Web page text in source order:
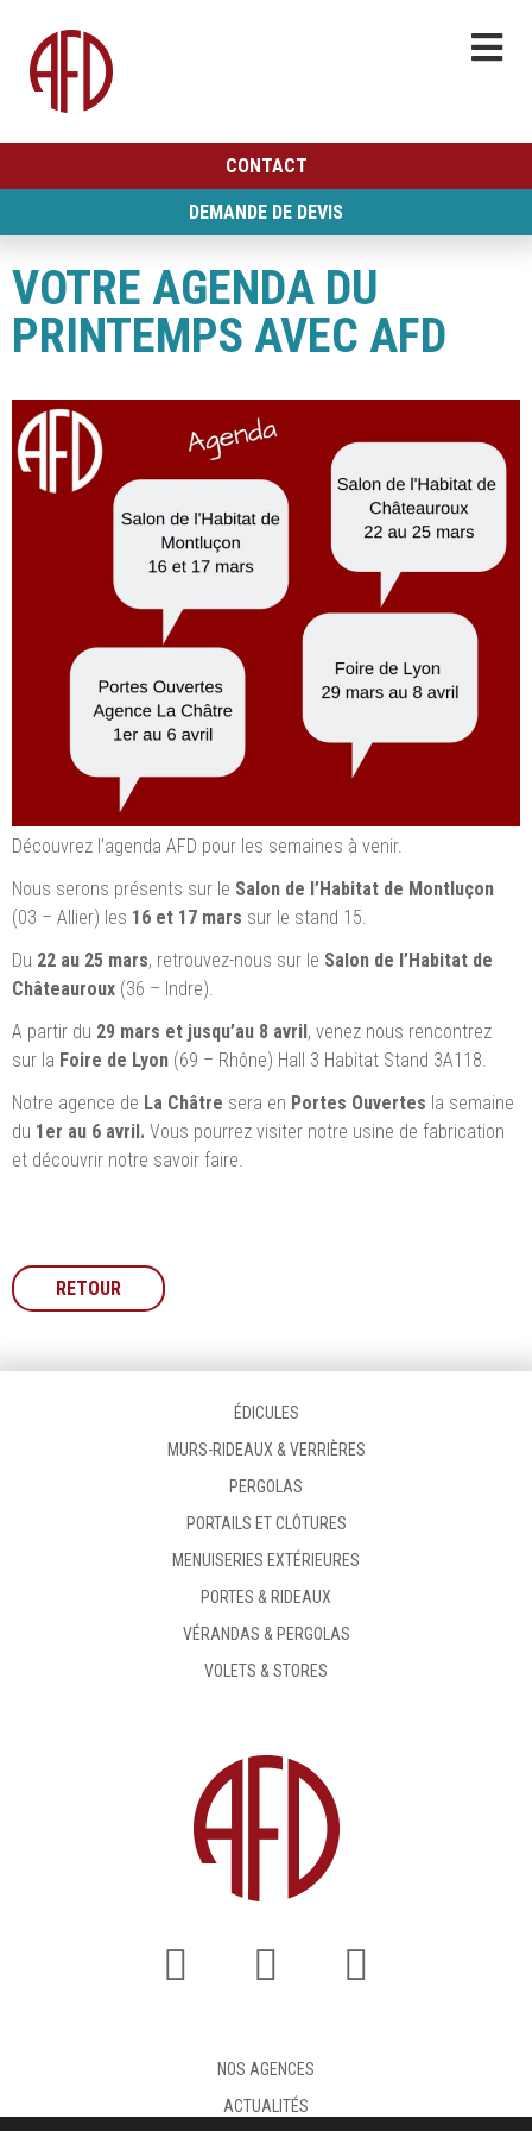
CONTACT
DEMANDE DE DEVIS
VOTRE AGENDA DU
PRINTEMPS AVEC AFD
Découvrez l’agenda AFD pour les semaines à venir.
Nous serons présents sur le Salon de l’Habitat de Montluçon
(03 – Allier) les 16 et 17 mars sur le stand 15.
Du 22 au 25 mars, retrouvez-nous sur le Salon de l’Habitat de
Châteauroux (36 – Indre).
A partir du 29 mars et jusqu’au 8 avril, venez nous rencontrez
sur la Foire de Lyon (69 – Rhône) Hall 3 Habitat Stand 3A118.
Notre agence de La Châtre sera en Portes Ouvertes la semaine
du 1er au 6 avril. Vous pourrez visiter notre usine de fabrication
et découvrir notre savoir faire.
RETOUR
ÉDICULES
MURS-RIDEAUX & VERRIÈRES
PERGOLAS
PORTAILS ET CLÔTURES
MENUISERIES EXTÉRIEURES
PORTES & RIDEAUX
VÉRANDAS & PERGOLAS
VOLETS & STORES
NOS AGENCES
ACTUALITÉS